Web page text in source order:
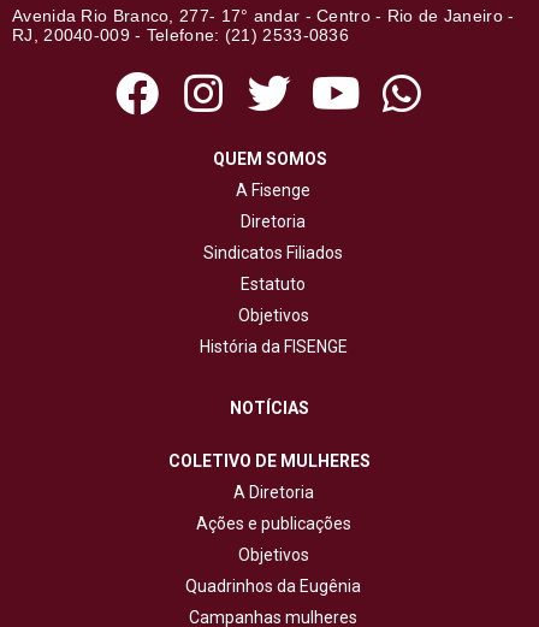
Avenida Rio Branco, 277- 17° andar - Centro - Rio de Janeiro -
RJ, 20040-009 - Telefone: (21) 2533-0836
QUEM SOMOS
A Fisenge
Diretoria
Sindicatos Filiados
Estatuto
Objetivos
História da FISENGE
NOTÍCIAS
COLETIVO DE MULHERES
A Diretoria
Ações e publicações
Objetivos
Quadrinhos da Eugênia
Campanhas mulheres